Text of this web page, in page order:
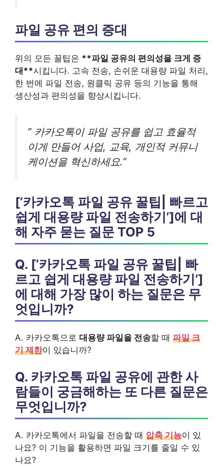
파일 공유 편의 증대
위의 모든 꿀팁은 **파일 공유의 편의성을 크게 증
대**시킵니다. 고속 전송, 손쉬운 대용량 파일 처리,
한 번에 파일 전송, 원클릭 공유 등의 기능을 통해
생산성과 편의성을 향상시킵니다.
” 카카오톡이 파일 공유를 쉽고 효율적
이게 만들어 사업, 교육, 개인적 커뮤니
케이션을 혁신하세요.”
[‘카카오톡 파일 공유 꿀팁| 빠르고
쉽게 대용량 파일 전송하기’]에 대
해 자주 묻는 질문 TOP 5
Q. [‘카카오톡 파일 공유 꿀팁| 빠
르고 쉽게 대용량 파일 전송하기’]
에 대해 가장 많이 하는 질문은 무
엇입니까?
A. 카카오톡으로 대용량 파일을 전송할 때 파일 크
기 제한이 있습니까?
Q. 카카오톡 파일 공유에 관한 사
람들이 궁금해하는 또 다른 질문은
무엇입니까?
A. 카카오톡에서 파일을 전송할 때 압축 기능이 있
나요? 이 기능을 활용하면 파일 크기를 줄일 수 있
나요?